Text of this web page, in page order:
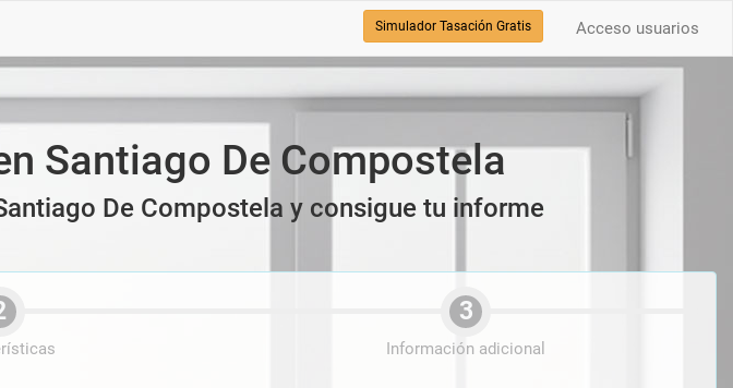
Acceso usuarios
Simulador Tasación Gratis
Santiago De Compostela
De Compostela y consigue tu informe
3
Información adicional